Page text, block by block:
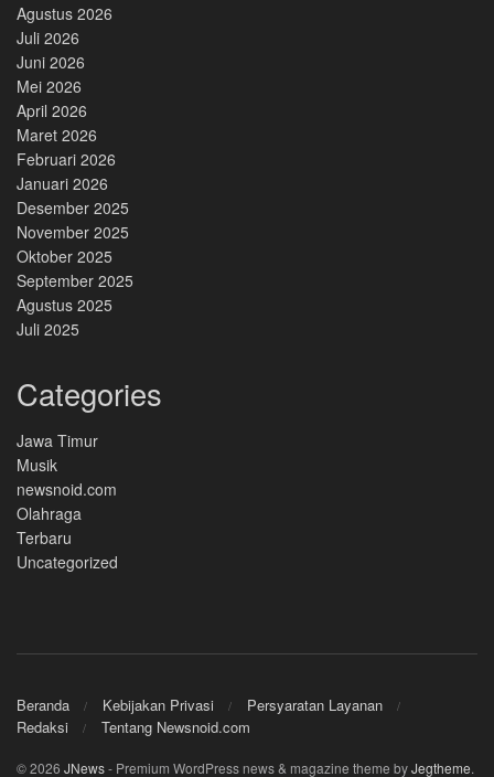
Agustus 2026
Juli 2026
Juni 2026
Mei 2026
April 2026
Maret 2026
Februari 2026
Januari 2026
Desember 2025
November 2025
Oktober 2025
September 2025
Agustus 2025
Juli 2025
Categories
Jawa Timur
Musik
newsnoid.com
Olahraga
Terbaru
Uncategorized
Beranda Kebijakan Privasi
Persyaratan Layanan
Redaksi
Tentang Newsnoid.com
© 2026 JNews- Premium WordPress news & magazine theme byJegtheme.